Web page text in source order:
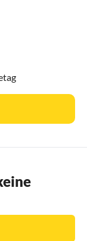
in der
Dörfern und